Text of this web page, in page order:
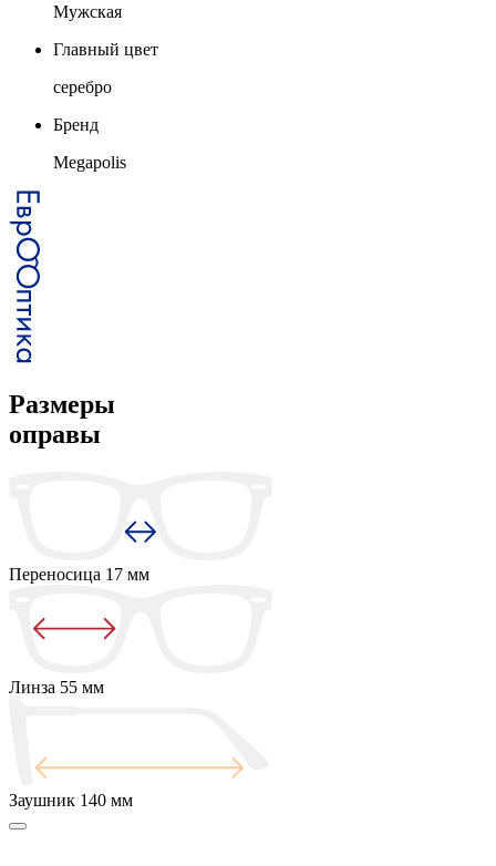
Мужская
Главный цвет
серебро
Бренд
Megapolis
Размеры
оправы
Переносица 17 мм
Линза 55 мм
Заушник 140 мм